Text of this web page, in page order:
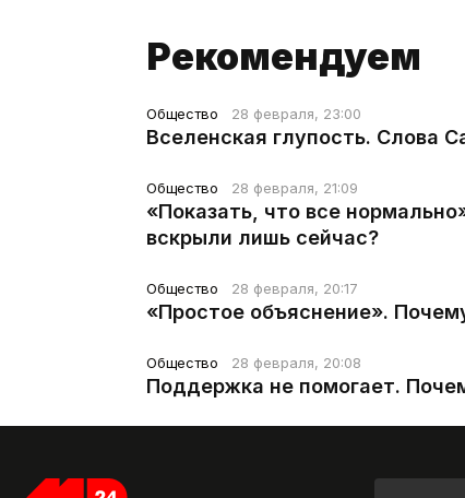
Рекомендуем
Общество 28 февраля, 23:00
Вселенская глупость. Слова
Общество 28 февраля, 21:09
«Показать, что все
вскрыли лишь сейчас?
Общество 28 февраля, 20:17
«Простое объяснение».
Общество 28 февраля, 20:08
Поддержка не помогает.